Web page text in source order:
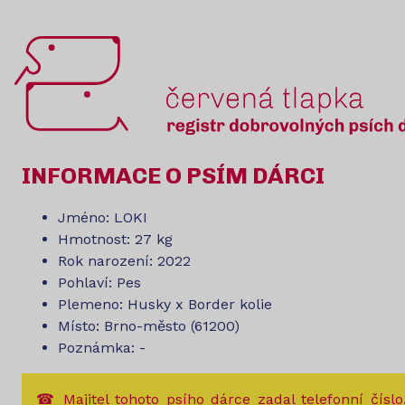
INFORMACE O PSÍM DÁRCI
Jméno: LOKI
Hmotnost: 27 kg
Rok narození: 2022
Pohlaví: Pes
Plemeno: Husky x Border kolie
Místo: Brno-město (61200)
Poznámka: -
☎ Majitel tohoto psího dárce zadal telefonní